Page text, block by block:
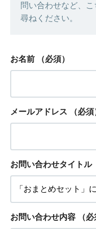
問い合わせなど、
尋ねください。
お名前 （必須）
メールアドレス （必須
お問い合わせタイトル
お問い合わせ内容 （必